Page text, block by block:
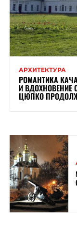
АРХИТЕКТУРА
РОМАНТИКА
И ВДОХНОВЕНИЕ
ЦЮПКО